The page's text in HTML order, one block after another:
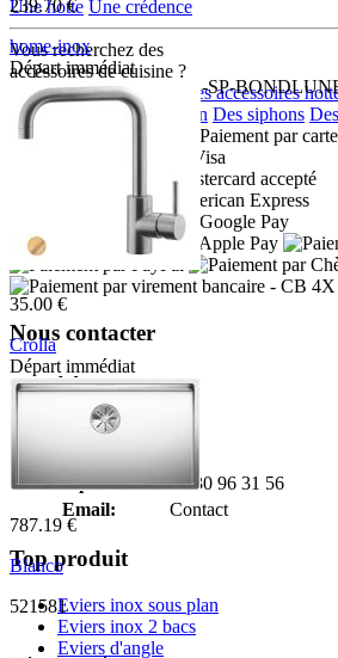
239.70 €
home-inox
HI-34x40R10-VIDMAN-SP-
Départ immédiat
35.00 €
Crolla
7760VO
Départ immédiat
787.19 €
Blanco
521581
Une hotte Une crédence
Vous recherchez des
accéssoires de cuisine ?
Des accessoires eviers
Des accessoires
Des distributeurs de savon Des siphons
Moyens de paiement :
- CB 4X
Nous contacter
Adresse:
Boulevard de l'Odet
Village des artisans
35740 PACE
Téléphone:
02 30 96 31 56
Email:
Contact
Top produit
Eviers inox sous plan
Eviers inox 2 bacs
Eviers d'angle